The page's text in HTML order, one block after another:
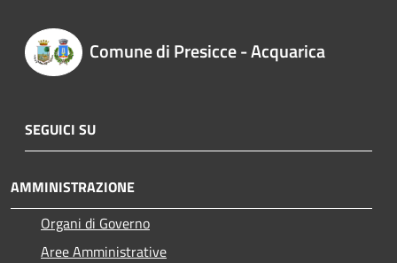
Comune di Presicce - Acquarica
SEGUICI SU
AMMINISTRAZIONE
Organi di Governo
Aree Amministrative